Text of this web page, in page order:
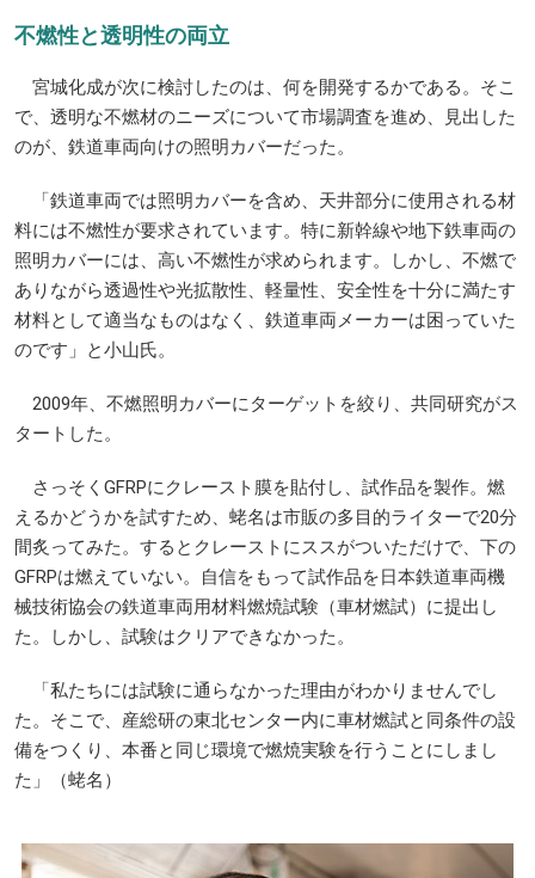
不燃性と透明性の両立
宮城化成が次に検討したのは、何を開発するかである。そこ
で、透明な不燃材のニーズについて市場調査を進め、見出した
のが、鉄道車両向けの照明カバーだった。
「鉄道車両では照明カバーを含め、天井部分に使用される材
料には不燃性が要求されています。特に新幹線や地下鉄車両の
照明カバーには、高い不燃性が求められます。しかし、不燃で
ありながら透過性や光拡散性、軽量性、安全性を十分に満たす
材料として適当なものはなく、鉄道車両メーカーは困っていた
のです」と小山氏。
2009年、不燃照明カバーにターゲットを絞り、共同研究がス
タートした。
さっそくGFRPにクレースト膜を貼付し、試作品を製作。燃
えるかどうかを試すため、蛯名は市販の多目的ライターで20分
間炙ってみた。するとクレーストにススがついただけで、下の
GFRPは燃えていない。自信をもって試作品を日本鉄道車両機
械技術協会の鉄道車両用材料燃焼試験（車材燃試）に提出し
た。しかし、試験はクリアできなかった。
「私たちには試験に通らなかった理由がわかりませんでし
た。そこで、産総研の東北センター内に車材燃試と同条件の設
備をつくり、本番と同じ環境で燃焼実験を行うことにしまし
た」（蛯名）